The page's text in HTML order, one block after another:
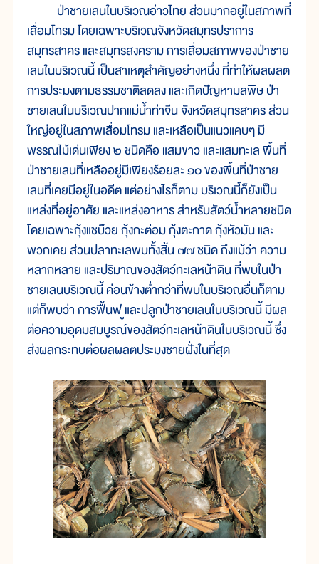
ป่าชายเลนในบริเวณอ่าวไทย ส่วนมากอยู่ในสภาพที่
เสื่อมโทรม โดยเฉพาะบริเวณจังหวัดสมุทรปราการ
สมุทรสาคร และสมุทรสงคราม การเสื่อมสภาพของป่าชาย
เลนในบริเวณนี้ เป็นสาเหตุสำคัญอย่างหนึ่ง ที่ทำให้ผลผลิต
การประมงตามธรรมชาติลดลง และเกิดปัญหามลพิษ ป่า
ชายเลนในบริเวณปากแม่น้ำท่าจีน จังหวัดสมุทรสาคร ส่วน
ใหญ่อยู่ในสภาพเสื่อมโทรม และเหลือเป็นแนวแคบๆ มี
พรรณไม้เด่นเพียง ๒ ชนิดคือ แสมขาว และแสมทะเล พื้นที่
ป่าชายเลนที่เหลืออยู่มีเพียงร้อยละ ๑๐ ของพื้นที่ป่าชาย
เลนที่เคยมีอยู่ในอดีต แต่อย่างไรก็ตาม บริเวณนี้ก็ยังเป็น
แหล่งที่อยู่อาศัย และแหล่งอาหาร สำหรับสัตว์น้ำหลายชนิด
โดยเฉพาะกุ้งแชบ๊วย กุ้งกะต่อม กุ้งตะกาด กุ้งหัวมัน และ
พวกเคย ส่วนปลาทะเลพบทั้งสิ้น ๗๗ ชนิด ถึงแม้ว่า ความ
หลากหลาย และปริมาณของสัตว์ทะเลหน้าดิน ที่พบในป่า
ชายเลนบริเวณนี้ ค่อนข้างต่ำกว่าที่พบในบริเวณอื่นก็ตาม
แต่ก็พบว่า การฟื้นฟ ูและปลูกป่าชายเลนในบริเวณนี้ มีผล
ต่อความอุดมสมบูรณ์ของสัตว์ทะเลหน้าดินในบริเวณนี้ ซึ่ง
ส่งผลกระทบต่อผลผลิตประมงชายฝั่งในที่สุด